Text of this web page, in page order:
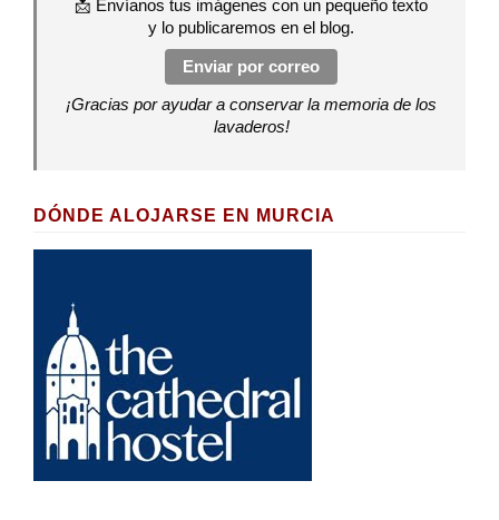
📩 Envíanos tus imágenes con un pequeño texto
y lo publicaremos en el blog.
Enviar por correo
¡Gracias por ayudar a conservar la memoria de los
lavaderos!
DÓNDE ALOJARSE EN MURCIA